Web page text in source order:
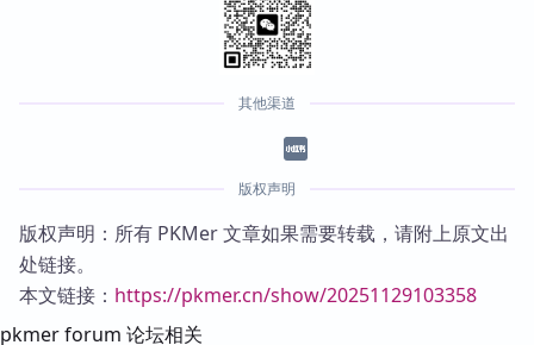
其他渠道
版权声明
版权声明：所有 PKMer 文章如果需要转载，请附上原文出
处链接。
本文链接： https://pkmer.cn/show/20251129103358
pkmer forum 论坛相关